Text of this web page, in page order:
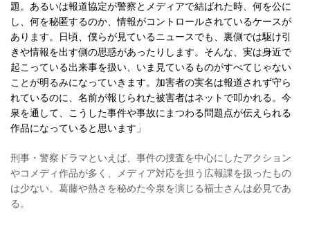
題。あるいは報道協定が警察とメディアで結ばれた時、何を公に
し、何を秘匿するのか、情報がコントロールされているケースが
あります。日頃、僕らが見ているニュースでも、裏側では駆け引
きや情報を出す側の思惑があったりします。そんな、実は身近で
起こっている出来事を扱い、いま見ているものがすべてじゃない
ことが明るみになっていきます。加害者の実名は報道されず守ら
れているのに、名前が報じられた被害者はネットで叩かれる。今
泉を通して、こうした事件や事故にまつわる問題点が伝えられる
作品になっていると思います」
刑事・警察ドラマといえば、事件の捜査を中心にしたアクション
やコメディ作品が多く、メディア対応を担う広報課を扱ったもの
は少ない。葛藤や熱さを秘めた今泉を演じる福士さんは必見であ
る。